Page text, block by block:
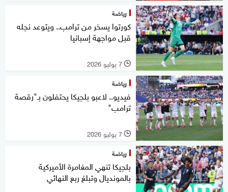
رياضة
كورتوا يسخر من ترامب.. ويتوعد نجله
قبل مواجهة إسبانيا
l 7 يوليو 2026
رياضة
فيديو.. لاعبو بلجيكا يحتفلون بـ"رقصة
ترامب"
l 7 يوليو 2026
رياضة
بلجيكا تنهي المغامرة الأميركية
بالمونديال وتبلغ ربع النهائي